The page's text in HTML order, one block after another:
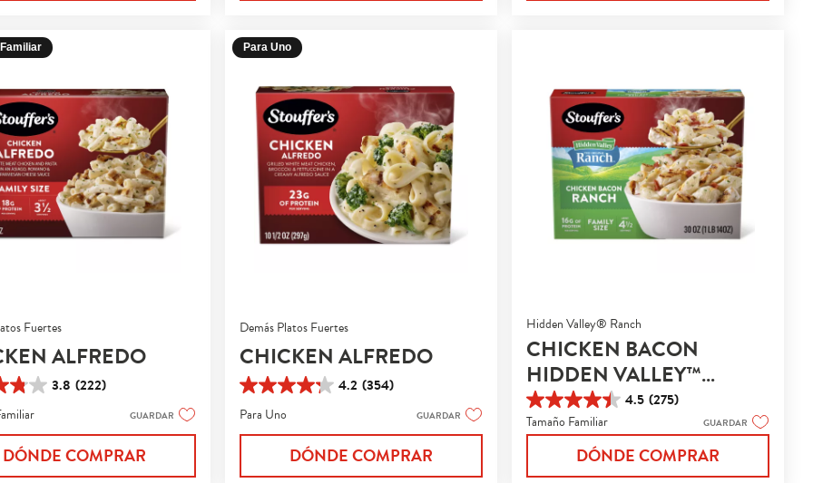
reseñas
Fuertes
ALFREDO
3.8 (222)
GUARDAR
DÓNDE COMPRAR
Para Uno
Demás Platos Fuertes
CHICKEN ALFREDO
4.2 (354)
4.2
de
reseñas
Para Uno GUARDAR
DÓNDE COMPRAR
Hidden Valley® Ranch
CHICKEN BACON
HIDDEN VALLEY™
RANCH PASTA
4.5 (275)
4.5
de
5
estrellas.
275
Tamaño Familiar GUARDAR
DÓNDE COMPRAR